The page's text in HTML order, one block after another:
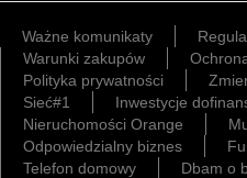
Ważne komunikaty
Warunki zakupów
Polityka prywatności
Sieć#1
Inwestycje
Nieruchomości Orange
Odpowiedzialny biznes
Telefon domowy
Dbam o